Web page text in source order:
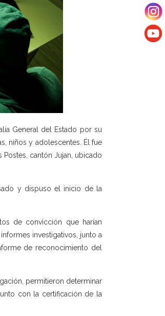
General del Estado por su
niños y adolescentes. Él fue
cantón Jujan, ubicado
y dispuso el inicio de la
de convicción que harían
investigativos, junto a
de reconocimiento del
permitieron determinar
con la certificación de la